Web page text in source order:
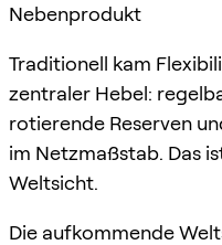
Nebenprodukt
Traditionell kam
zentraler Hebel:
rotierende Reserven
im Netzmaßstab. Das
Weltsicht.
Die aufkommende